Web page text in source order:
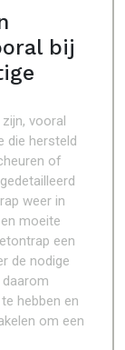
bij
vooral
die hersteld
of
weer in
moeite
een
de nodige
hebben en
om een